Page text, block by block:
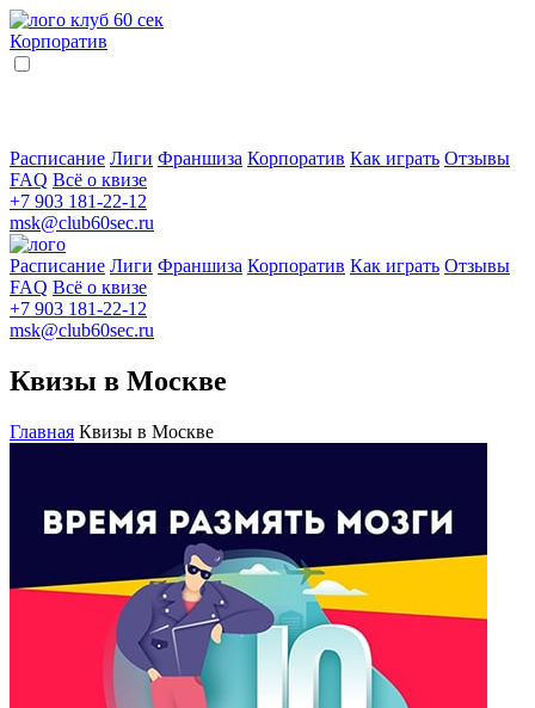
Корпоратив
Расписание Лиги Франшиза Корпоратив Как играть Отзывы
FAQ Всё о квизе
+7 903 181-22-12
msk@club60sec.ru
Расписание Лиги Франшиза Корпоратив Как играть Отзывы
FAQ Всё о квизе
+7 903 181-22-12
msk@club60sec.ru
Квизы в Москве
Главная Квизы в Москве